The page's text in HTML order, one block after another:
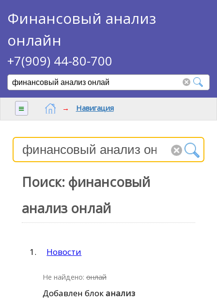
Финансовый анализ
онлайн
+7(909) 44-80-700
≡ → Навигация
Поиск: финансовый
анализ онлай
Новости
Не найдено: онлай
Добавлен блоканализ